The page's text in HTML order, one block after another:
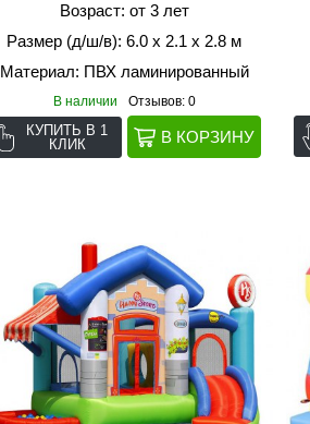
Возраст: от 3 лет
Размер (д/ш/в): 6.0 х 2.1 х 2.8 м
Материал: ПВХ ламинированный
В наличии Отзывов: 0
КУПИТЬ В 1
КЛИК